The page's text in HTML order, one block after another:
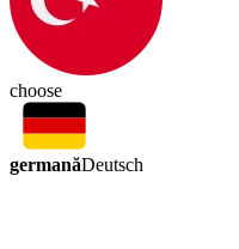
choose
germanăDeutsch